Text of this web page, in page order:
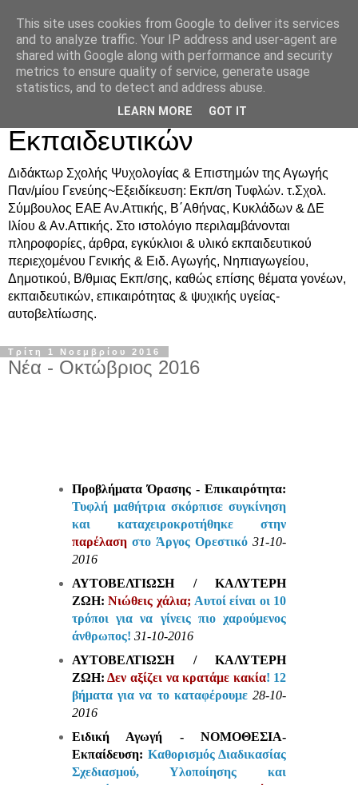
Δρ. Ράνια Χιουρέα-
Συμβουλευτική &
Υποστήριξη Γονέων &
Εκπαιδευτικών
Διδάκτωρ Σχολής Ψυχολογίας & Επιστημών της Αγωγής
Παν/μίου Γενεύης~Εξειδίκευση: Εκπ/ση Τυφλών. τ.Σχολ.
Σύμβουλος ΕΑΕ Αν.Αττικής, Β΄Αθήνας, Κυκλάδων & ΔΕ
Ιλίου & Αν.Αττικής. Στο ιστολόγιο περιλαμβάνονται
πληροφορίες, άρθρα, εγκύκλιοι & υλικό εκπαιδευτικού
περιεχομένου Γενικής & Ειδ. Αγωγής, Νηπιαγωγείου,
Δημοτικού, Β/θμιας Εκπ/σης, καθώς επίσης θέματα γονέων,
εκπαιδευτικών, επικαιρότητας & ψυχικής υγείας-
αυτοβελτίωσης.
Τρίτη 1 Νοεμβρίου 2016
Νέα - Οκτώβριος 2016
Προβλήματα Όρασης - Επικαιρότητα:
Τυφλή μαθήτρια σκόρπισε συγκίνηση
και καταχειροκροτήθηκε στην
παρέλασηστο Άργος Ορεστικό31-10-
2016
ΑΥΤΟΒΕΛΤΙΩΣΗ / ΚΑΛΥΤΕΡΗ
ΖΩΗ: Νιώθεις χάλια; Αυτοί είναι οι 10
τρόποι για να γίνεις πιο χαρούμενος
άνθρωπος! 31-10-2016
ΑΥΤΟΒΕΛΤΙΩΣΗ / ΚΑΛΥΤΕΡΗ
ΖΩΗ: Δεν αξίζει να κρατάμε κακία! 12
βήματα για να το καταφέρουμε28-10-
2016
Ειδική Αγωγή - ΝΟΜΟΘΕΣΙΑ-
Εκπαίδευση: Καθορισμός Διαδικασίας
Σχεδιασμού, Υλοποίησης και
This site uses cookies from Google to deliver its services
and to analyze traffic. Your IP address and user-agent are
shared with Google along with performance and security
metrics to ensure quality of service, generate usage
statistics, and to detect and address abuse.
LEARN MORE GOT IT